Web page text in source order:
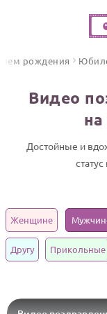
ПО ФОРМАТУ
Видео
Песни
Стихи и тексты
ПРАЗДНИКИ
ИНСТРУМЕНТЫ
рождения
Видео
Достойные и
Женщине
Другу Прикольные